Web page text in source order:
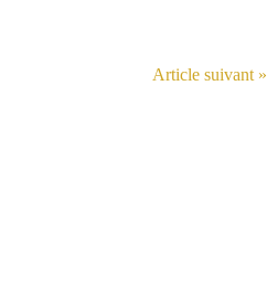
Article suivant »